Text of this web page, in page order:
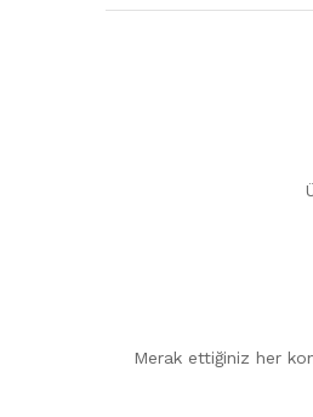
Merak ettiğiniz her